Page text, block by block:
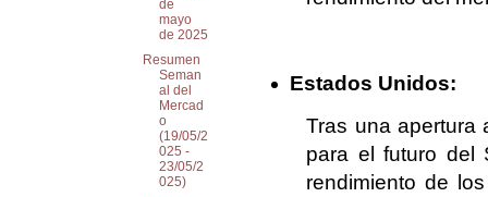
Estados Unidos:
Tras una apertura
para el futuro del
rendimiento de
de
mayo
de 2025
Resumen
Seman
al del
Mercad
o
(19/05/2
025 -
23/05/2
025)